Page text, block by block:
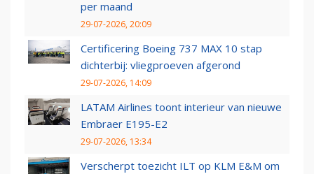
per maand
29-07-2026, 20:09
Certificering Boeing 737 MAX 10 stap
dichterbij: vliegproeven afgerond
29-07-2026, 14:09
LATAM Airlines toont interieur van nieuwe
Embraer E195-E2
29-07-2026, 13:34
Verscherpt toezicht ILT op KLM E&M om